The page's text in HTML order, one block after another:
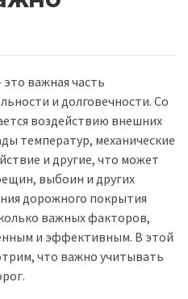
важная часть
и долговечности. Со
воздействию внешних
температур, механические
и другие, что может
выбоин и других
дорожного покрытия
важных факторов,
и эффективным. В этой
что важно учитывать